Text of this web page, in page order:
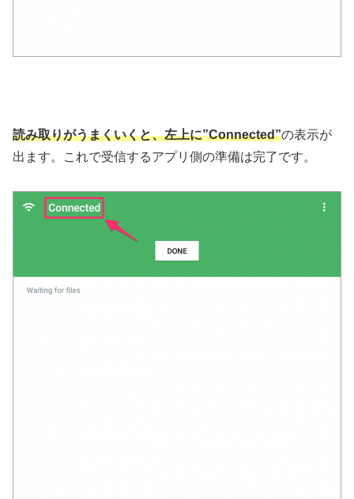
読み取りがうまくいくと、左上に”Connected”の表示が
出ます。これで受信するアプリ側の準備は完了です。